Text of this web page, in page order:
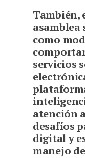
También,
asamblea
como
servicios
atención
desafíos
digital y
manejo